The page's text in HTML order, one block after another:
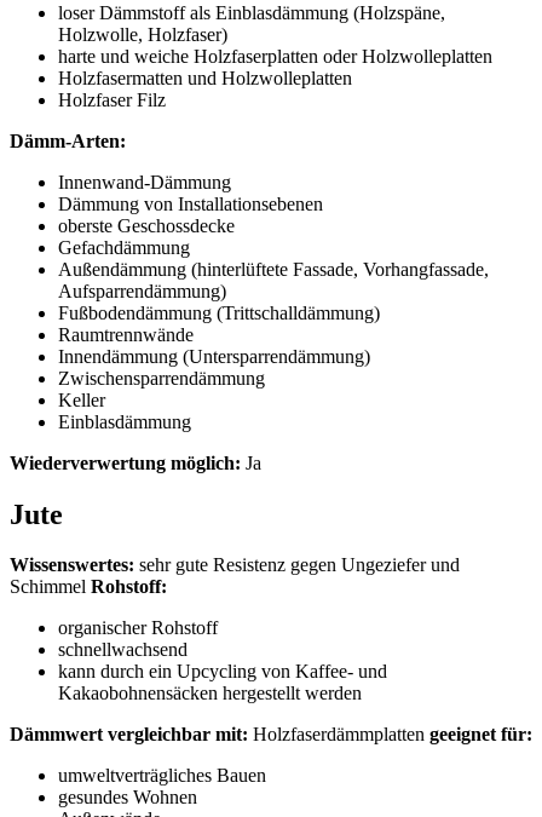
loser Dämmstoff als Einblasdämmung (Holzspäne,
Holzwolle, Holzfaser)
harte und weiche Holzfaserplatten oder Holzwolleplatten
Holzfasermatten und Holzwolleplatten
Holzfaser Filz
Dämm-Arten:
Innenwand-Dämmung
Dämmung von Installationsebenen
oberste Geschossdecke
Gefachdämmung
Außendämmung (hinterlüftete Fassade, Vorhangfassade,
Aufsparrendämmung)
Fußbodendämmung (Trittschalldämmung)
Raumtrennwände
Innendämmung (Untersparrendämmung)
Zwischensparrendämmung
Keller
Einblasdämmung
Wiederverwertung möglich: Ja
Jute
Wissenswertes: sehr gute Resistenz gegen Ungeziefer und
Schimmel Rohstoff:
organischer Rohstoff
schnellwachsend
kann durch ein Upcycling von Kaffee- und
Kakaobohnensäcken hergestellt werden
Dämmwert vergleichbar mit: Holzfaserdämmplatten geeignet für:
umweltverträgliches Bauen
gesundes Wohnen